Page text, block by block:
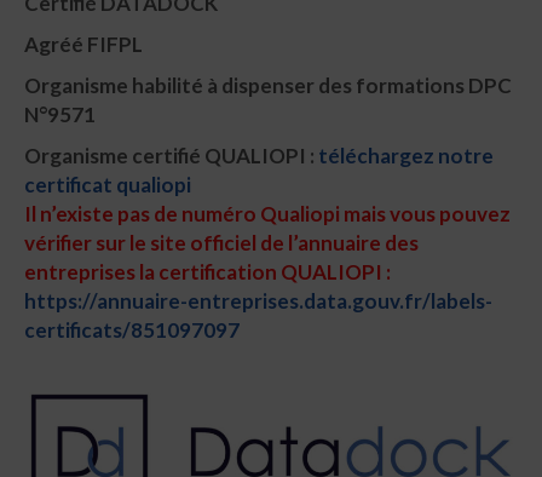
Agréé FIFPL
Organisme habilité à dispenser des formations DPC
N°9571
Organisme certifié QUALIOPI : téléchargez notre
certificat qualiopi
Il n’existe pas de numéro Qualiopi mais vous pouvez
vérifier sur le site officiel de l’annuaire des
entreprises la certification QUALIOPI :
https://annuaire-entreprises.data.gouv.fr/labels-
certificats/851097097